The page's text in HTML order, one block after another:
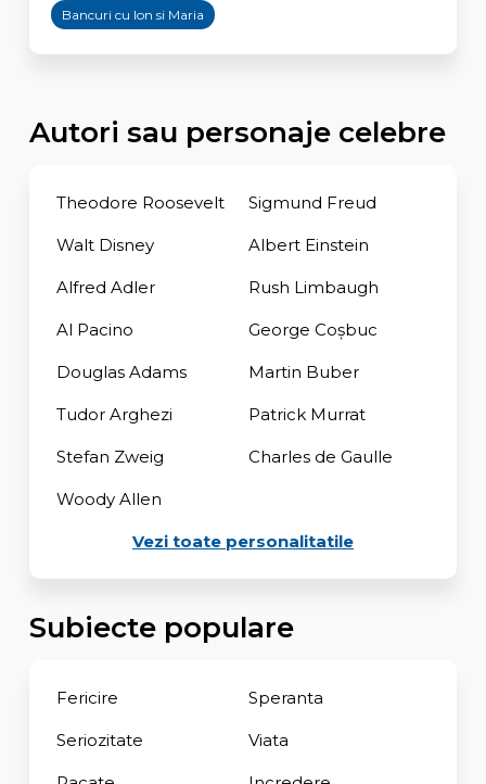
Bancuri cu Ion si Maria
Autori sau personaje celebre
Theodore Roosevelt Sigmund Freud
Walt Disney Albert Einstein
Alfred Adler Rush Limbaugh
Al Pacino George Coşbuc
Douglas Adams Martin Buber
Tudor Arghezi Patrick Murrat
Stefan Zweig Charles de Gaulle
Woody Allen
Vezi toate personalitatile
Subiecte populare
Fericire Speranta
Seriozitate Viata